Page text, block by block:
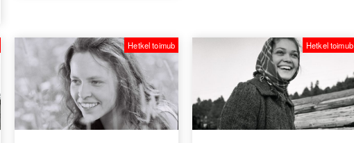
Hetkel toimub Hetkel toimub